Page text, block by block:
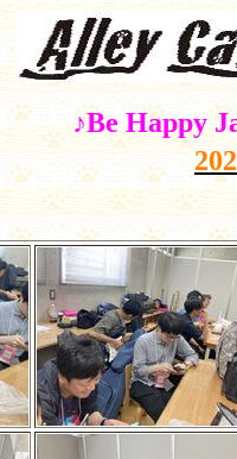
♪Be Happy